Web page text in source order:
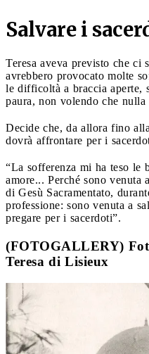
Salvare i
Teresa aveva previsto che ci
avrebbero provocato molte
le difficoltà a braccia aperte,
paura, non volendo che
Decide che, da allora fino
dovrà affrontare per i
“La sofferenza mi ha teso le
amore... Perché sono
di Gesù Sacramentato,
professione: sono venuta a
pregare per i sacerdoti”.
(FOTOGALLERY)
Teresa di Lisieux